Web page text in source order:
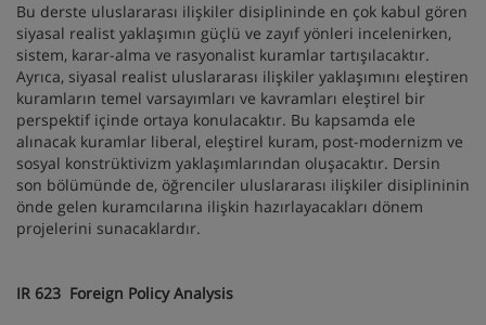
Bu derste uluslararası ilişkiler disiplininde en çok kabul gören
siyasal realist yaklaşımın güçlü ve zayıf yönleri incelenirken,
sistem, karar-alma ve rasyonalist kuramlar tartışılacaktır.
Ayrıca, siyasal realist uluslararası ilişkiler yaklaşımını eleştiren
kuramların temel varsayımları ve kavramları eleştirel bir
perspektif içinde ortaya konulacaktır. Bu kapsamda ele
alınacak kuramlar liberal, eleştirel kuram, post-modernizm ve
sosyal konstrüktivizm yaklaşımlarından oluşacaktır. Dersin
son bölümünde de, öğrenciler uluslararası ilişkiler disiplininin
önde gelen kuramcılarına ilişkin hazırlayacakları dönem
projelerini sunacaklardır.
IR 623 Foreign Policy Analysis